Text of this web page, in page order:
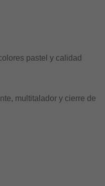
pastel y calidad
multitalador y cierre de